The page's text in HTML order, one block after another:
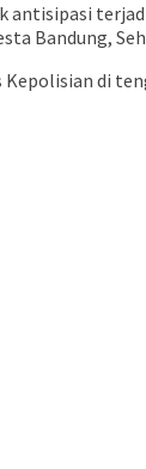
Bandung,
di